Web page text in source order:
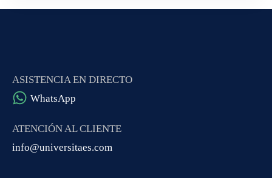
ASISTENCIA EN DIRECTO
WhatsApp
ATENCIÓN AL CLIENTE
info@universitaes.com